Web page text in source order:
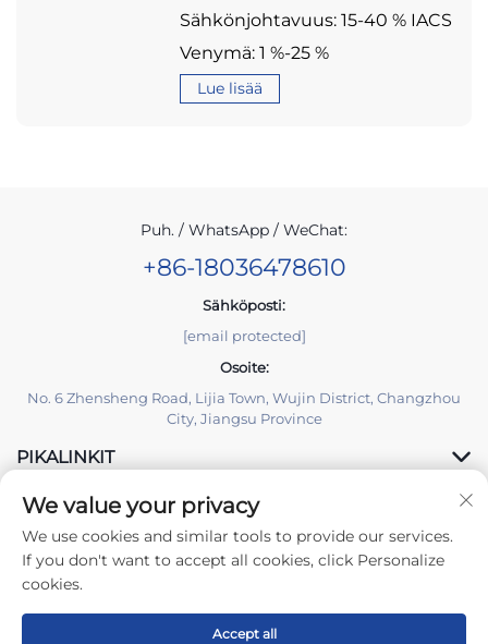
Sähkönjohtavuus: 15-40 % IACS
Venymä: 1 %-25 %
Lue lisää
Puh. / WhatsApp / WeChat:
+86-18036478610
Sähköposti:
[email protected]
Osoite:
No. 6 Zhensheng Road, Lijia Town, Wujin District, Changzhou
City, Jiangsu Province
PIKALINKIT
TUOTTEET
Tekijänoikeus © 2026 Changzhou Yuzisenhan Electronic Co.,Ltd.
We value your privacy
We use cookies and similar tools to provide our services.
If you don't want to accept all cookies, click Personalize
cookies.
Accept all